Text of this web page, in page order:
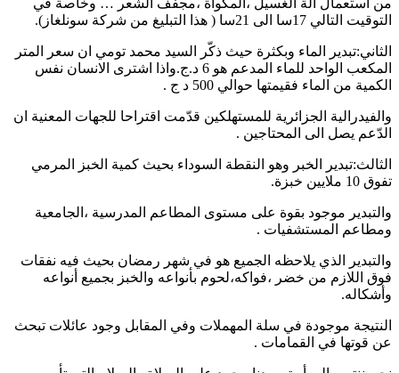
التوقيت التالي 17سا الى 21سا ( هذا التبليغ من شركة سونلغاز).
الثاني:تبدير الماء وبكثرة حيث ذكّر السيد محمد تومي ان سعر المتر
المكعب الواحد للماء المدعم هو 6 د.ج.واذا اشترى الانسان نفس
الكمية من الماء فقيمتها حوالي 500 د ج .
والفيدرالية الجزائرية للمستهلكين قدّمت اقتراحا للجهات المعنية ان
الدّعم يصل الى المحتاجين .
الثالث:تبدير الخبر وهو النقطة السوداء بحيث كمية الخبز المرمي
تفوق 10 ملايين خبزة.
والتبدير موجود بقوة على مستوى المطاعم المدرسية ،الجامعية
ومطاعم المستشفيات .
والتبدير الذي يلاحظه الجميع هو في شهر رمضان بحيث فيه نفقات
فوق اللازم من خضر ،فواكه،لحوم بأنواعه والخبز بجميع أنواعه
وأشكاله.
النتيجة موجودة في سلة المهملات وفي المقابل وجود عائلات تبحث
عن قوتها في القمامات .